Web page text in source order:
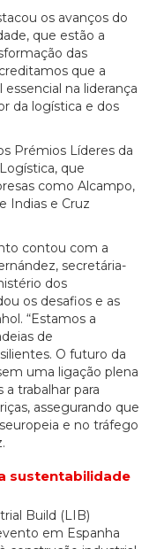
os avanços do
que estão a
das
que a
na liderança
da logística e dos
Prémios Líderes da
que
como Alcampo,
Indias e Cruz
contou com a
secretária-
dos
os desafios e as
“Estamos a
de
O futuro da
uma ligação plena
trabalhar para
assegurando que
e no tráfego
sustentabilidade
Build (LIB)
em Espanha